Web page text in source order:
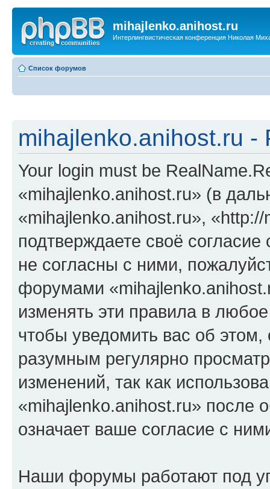
mihajlenko.anihost.ru
Интерлингвистическая конференция Николая
Список форумов
mihajlenko.anihost.ru -
Your login must be
«mihajlenko.anihost.ru» (в
«mihajlenko.anihost.ru»,
подтверждаете своё
не согласны с ними,
форумами
изменять эти правила в
чтобы уведомить вас об
разумным регулярно
изменений, так как
«mihajlenko.anihost.ru» после
означает ваше согласие с
Наши форумы работают под